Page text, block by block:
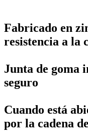
Fabricado en
resistencia a la
Junta de goma
seguro
Cuando está
por la cadena